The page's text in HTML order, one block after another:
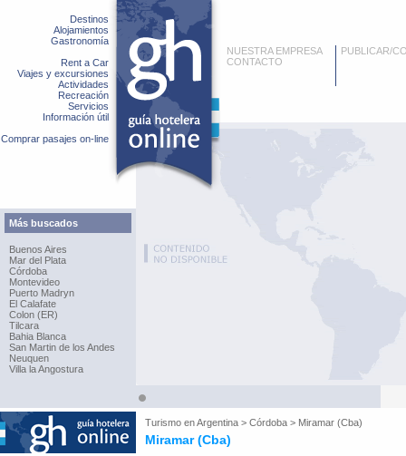
Destinos
Alojamientos
Gastronomía
Rent a Car
Viajes y excursiones
Actividades
Recreación
Servicios
Información útil
Comprar pasajes on-line
Más buscados
Buenos Aires
Mar del Plata
Córdoba
Montevideo
Puerto Madryn
El Calafate
Colon (ER)
Tilcara
Bahia Blanca
San Martin de los Andes
Neuquen
Villa la Angostura
NUESTRA EMPRESA
CONTACTO
PUBLICAR/
Turismo enArgentina > Córdoba > Miramar (Cba)
Miramar (Cba)